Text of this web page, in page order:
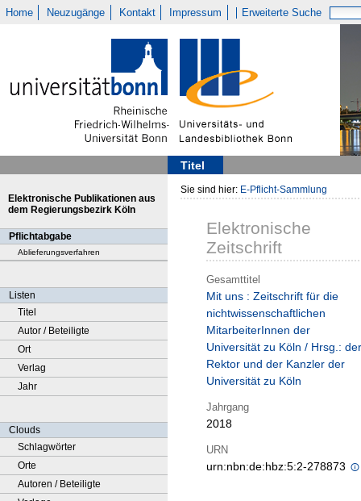
Home Neuzugänge Kontakt Impressum Erweiterte Suche
Titel
Elektronische Publikationen aus
dem Regierungsbezirk Köln
Pflichtabgabe
Ablieferungsverfahren
Listen
Titel
Autor / Beteiligte
Ort
Verlag
Jahr
Clouds
Schlagwörter
Orte
Autoren / Beteiligte
Sie sind hier: E-Pflicht-Sammlung
Elektronische
Zeitschrift
Gesamttitel
Mit uns : Zeitschrift für die
nichtwissenschaftlichen
MitarbeiterInnen der
Universität zu Köln / Hrsg.: der
Rektor und der Kanzler der
Universität zu Köln
Jahrgang
2018
URN
urn:nbn:de:hbz:5:2-278873